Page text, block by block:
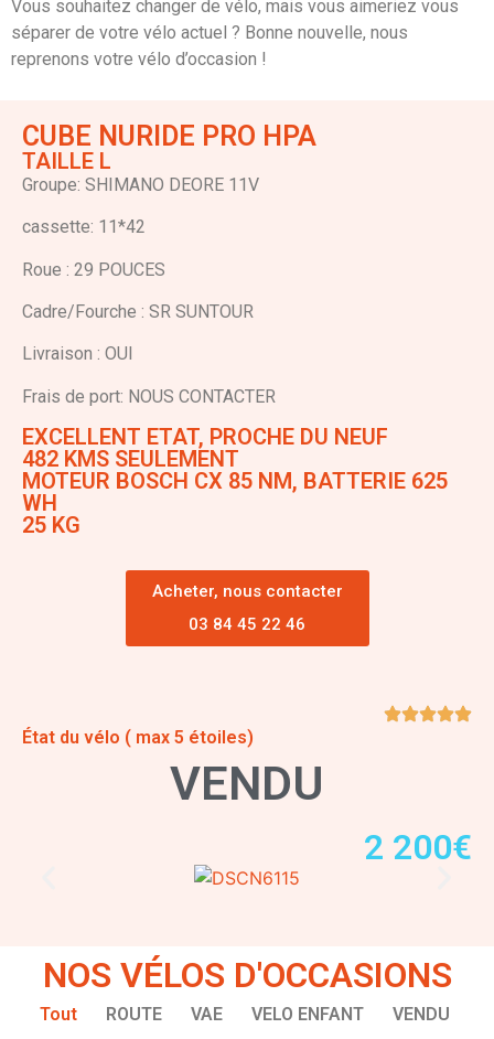
Vous souhaitez changer de vélo, mais vous aimeriez vous
séparer de votre vélo actuel ? Bonne nouvelle, nous
reprenons votre vélo d’occasion !
CUBE NURIDE PRO HPA
TAILLE L
Groupe: SHIMANO DEORE 11V
cassette: 11*42
Roue : 29 POUCES
Cadre/Fourche : SR SUNTOUR
Livraison : OUI
Frais de port: NOUS CONTACTER
EXCELLENT ETAT, PROCHE DU NEUF
482 KMS SEULEMENT
MOTEUR BOSCH CX 85 NM, BATTERIE 625
WH
25 KG
Acheter, nous contacter
03 84 45 22 46
État du vélo ( max 5 étoiles)
VENDU
2 200€
NOS VÉLOS D'OCCASIONS
Tout ROUTE VAE VELO ENFANT VENDU